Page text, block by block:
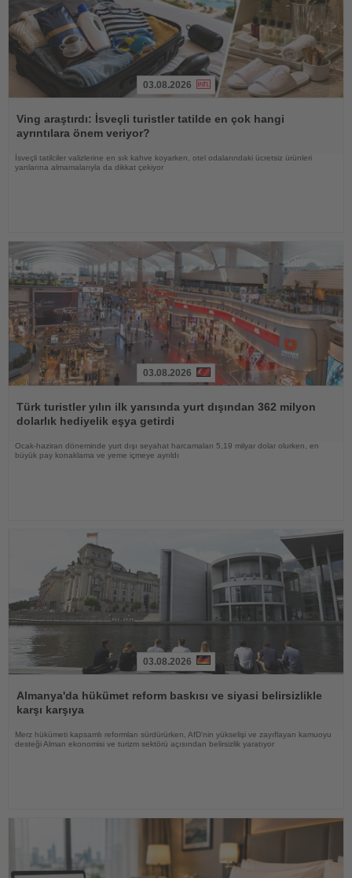
Oku
03.08.2026
Ving araştırdı: İsveçli turistler tatilde en çok hangi
ayrıntılara önem veriyor?
İsveçli tatilciler valizlerine en sık kahve koyarken, otel odalarındaki ücretsiz ürünleri
yanlarına almamalarıyla da dikkat çekiyor
Oku
03.08.2026
Türk turistler yılın ilk yarısında yurt dışından 362 milyon
dolarlık hediyelik eşya getirdi
Ocak-haziran döneminde yurt dışı seyahat harcamaları 5,19 milyar dolar olurken, en
büyük pay konaklama ve yeme içmeye ayrıldı
Oku
03.08.2026
Almanya'da hükümet reform baskısı ve siyasi belirsizlikle
karşı karşıya
Merz hükümeti kapsamlı reformları sürdürürken, AfD'nin yükselişi ve zayıflayan kamuoyu
desteği Alman ekonomisi ve turizm sektörü açısından belirsizlik yaratıyor